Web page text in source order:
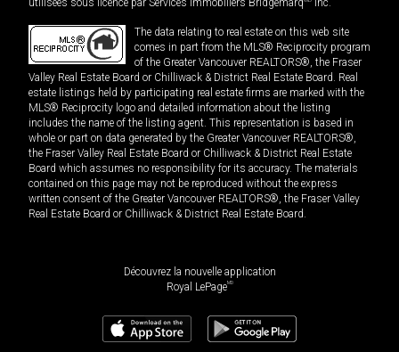
utilisées sous licence par Services immobiliers Bridgemarq
Inc.
The data relating to real estate on this web site
comes in part from the MLS® Reciprocity program
of the Greater Vancouver REALTORS®, the Fraser
Valley Real Estate Board or Chilliwack & District Real Estate Board. Real
estate listings held by participating real estate firms are marked with the
MLS® Reciprocity logo and detailed information about the listing
includes the name of the listing agent. This representation is based in
whole or part on data generated by the Greater Vancouver REALTORS®,
the Fraser Valley Real Estate Board or Chilliwack & District Real Estate
Board which assumes no responsibility for its accuracy. The materials
contained on this page may not be reproduced without the express
written consent of the Greater Vancouver REALTORS®, the Fraser Valley
Real Estate Board or Chilliwack & District Real Estate Board.
Découvrez la nouvelle application
Royal LePageMD